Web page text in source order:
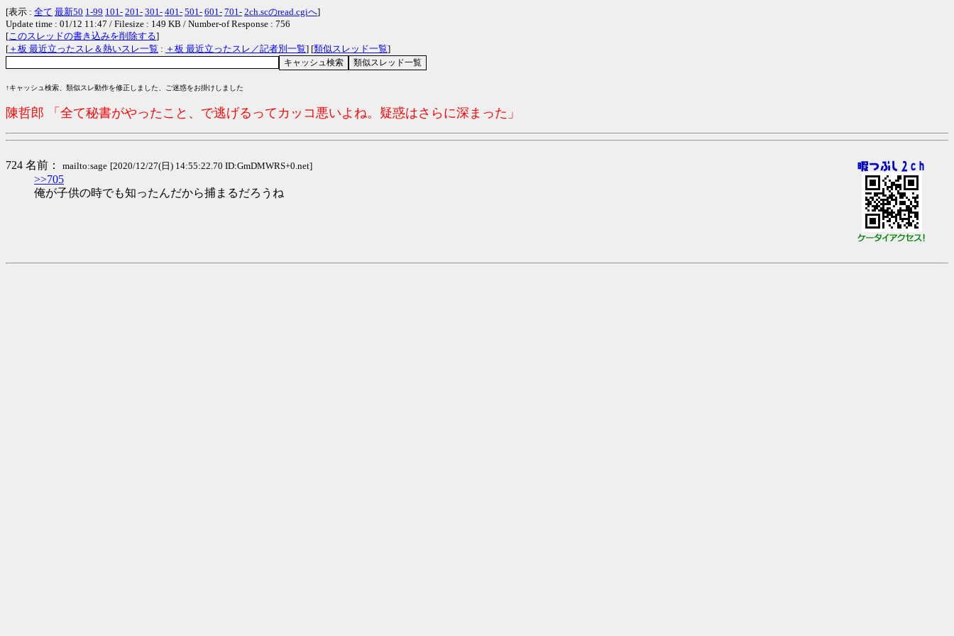
[表示 : 全て 最新50 1-99 101- 201- 301- 401- 501- 601- 701- 2ch.scのread.cgiへ]
Update time : 01/12 11:47 / Filesize : 149 KB / Number-of Response : 756
[このスレッドの書き込みを削除する]
[ ＋板 最近立ったスレ＆熱いスレ一覧 : ＋板 最近立ったスレ／記者別一覧] [類似スレッド一覧]
↑キャッシュ検索、類似スレ動作を修正しました、ご迷惑をお掛けしました
陳哲郎 「全て秘書がやったこと、で逃げるってカッコ悪いよね。疑惑はさらに深まった」
724 名前： mailto:sage [2020/12/27(日) 14:55:22.70 ID:GmDMWRS+0.net]
>>705
俺が子供の時でも知ったんだから捕まるだろうね